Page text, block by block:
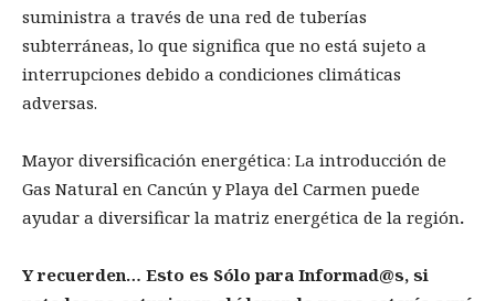
suministra a través de una red de tuberías
subterráneas, lo que significa que no está sujeto a
interrupciones debido a condiciones climáticas
adversas.
Mayor diversificación energética: La introducción de
Gas Natural en Cancún y Playa del Carmen puede
ayudar a diversificar la matriz energética de la región.
Y recuerden… Esto es Sólo para Informad@s, si